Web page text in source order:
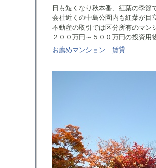
日も短くなり秋本番、紅葉の季節
会社近くの中島公園内も紅葉が目
不動産の取引では区分所有のマン
２００万円～５００万円の投資用
お薦めマンション 賃貸